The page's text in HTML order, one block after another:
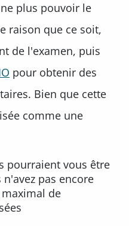
plus pouvoir le
raison que ce soit,
de l'examen, puis
pour obtenir des
Bien que cette
comme une
pourraient vous être
pas encore
de